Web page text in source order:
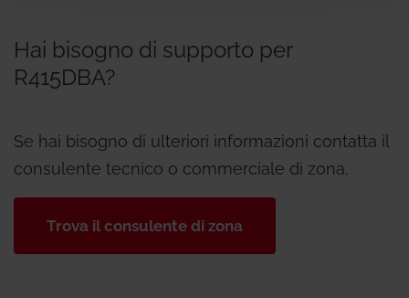
Hai bisogno di supporto per
R415DBA?
Se hai bisogno di ulteriori informazioni contatta il
consulente tecnico o commerciale di zona.
Trova il consulente di zona